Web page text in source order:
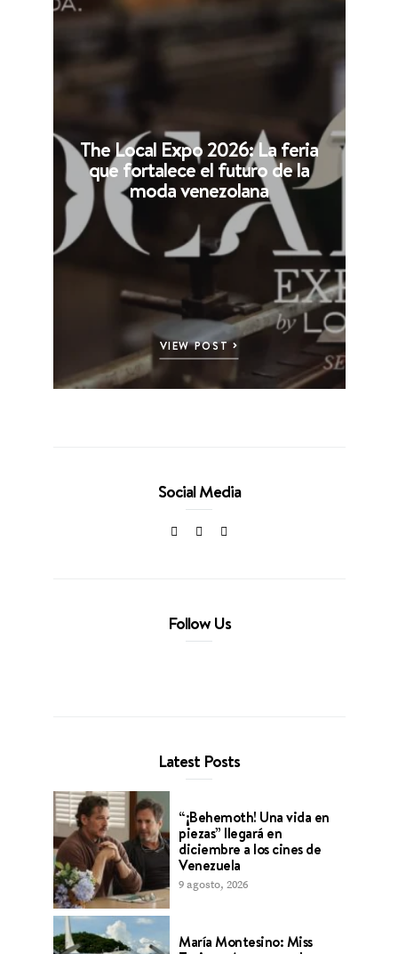
The Local Expo 2026: La feria
que fortalece el futuro de la
moda venezolana
VIEW POST
Social Media
Follow Us
Latest Posts
“¡Behemoth! Una vida en
piezas” llegará en
diciembre a los cines de
Venezuela
9 agosto, 2026
María Montesino: Miss